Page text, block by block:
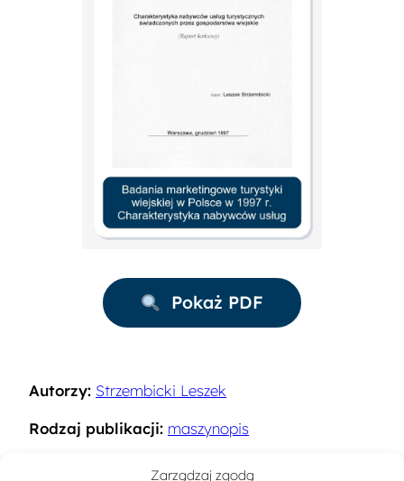
Zarządzaj zgodą
Pokaż PDF
Autorzy: Strzembicki Leszek
Rodzaj publikacji: maszynopis